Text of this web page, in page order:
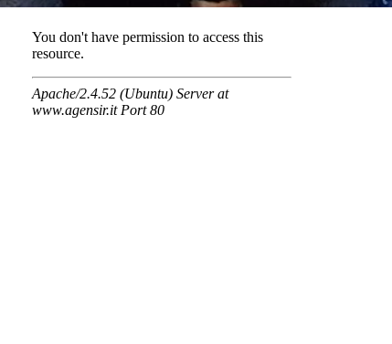
Assisi: "I social non saziano,
05.08.2026
"sentinelle vigili", è la santità a
rendere credibili
05.08.2026